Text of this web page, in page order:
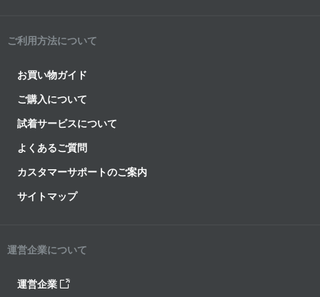
ご利用方法について
お買い物ガイド
ご購入について
試着サービスについて
よくあるご質問
カスタマーサポートのご案内
サイトマップ
運営企業について
運営企業